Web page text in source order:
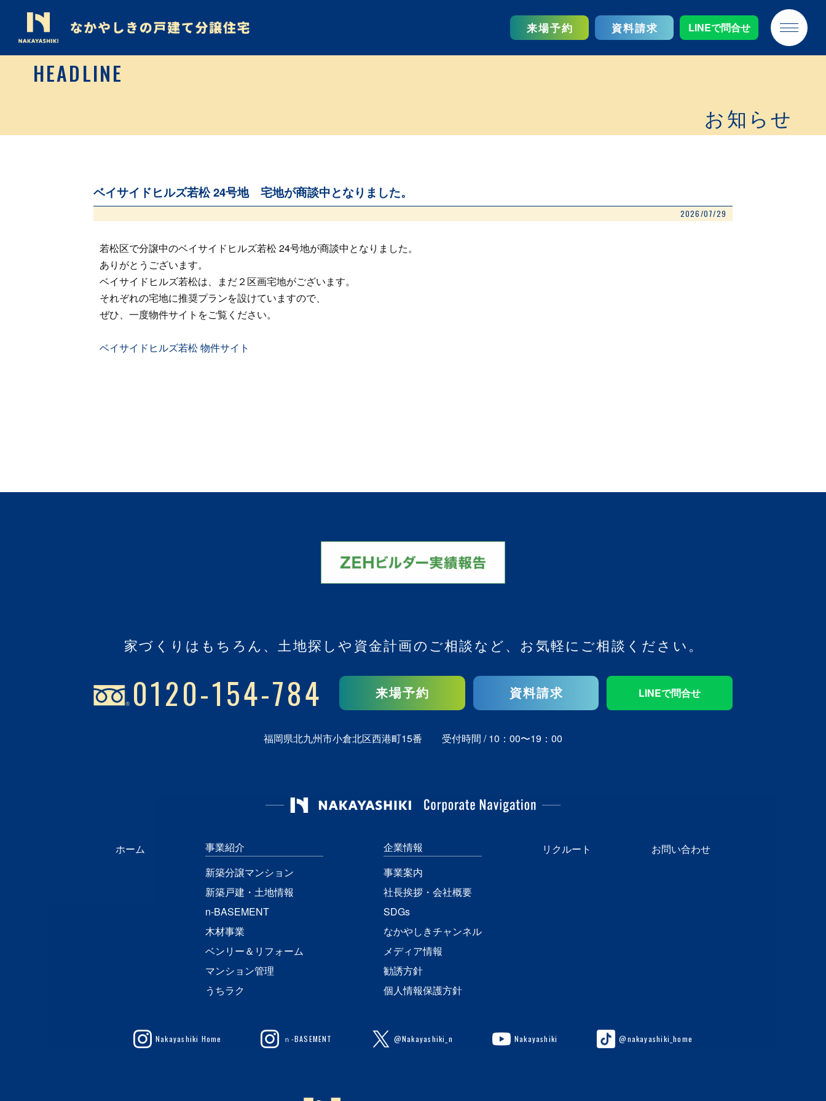
来場予約 資料請求 LINEで問合せ
HEADLINE
お知らせ
ベイサイドヒルズ若松 24号地 宅地が商談中となりました。
2026/07/29
若松区で分譲中のベイサイドヒルズ若松 24号地が商談中となりました。
ありがとうございます。
ベイサイドヒルズ若松は、まだ２区画宅地がございます。
それぞれの宅地に推奨プランを設けていますので、
ぜひ、一度物件サイトをご覧ください。
ベイサイドヒルズ若松 物件サイト
家づくりはもちろん、 土地探しや資金計画のご相談など、 お気軽にご相談ください。
0120-154-784 来場予約 資料請求 LINEで問合せ
福岡県北九州市小倉北区西港町15番 受付時間 / 10：00〜19：00
ホーム
事業紹介
新築分譲マンション
新築戸建・土地情報
n-BASEMENT
木材事業
ベンリー＆リフォーム
マンション管理
うちラク
企業情報
事業案内
社長挨拶・会社概要
SDGs
なかやしきチャンネル
メディア情報
勧誘方針
個人情報保護方針
リクルート お問い合わせ
Nakayashiki Home ｎ-BASEMENT @Nakayashiki_n Nakayashiki @nakayashiki_home